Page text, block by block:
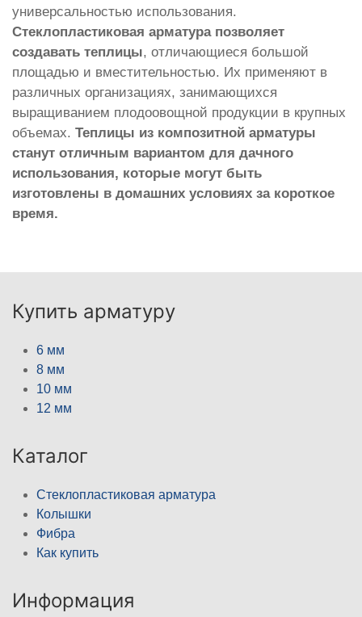
универсальностью использования.
Стеклопластиковая арматура позволяет
создавать теплицы, отличающиеся большой
площадью и вместительностью. Их применяют в
различных организациях, занимающихся
выращиванием плодоовощной продукции в крупных
объемах. Теплицы из композитной арматуры
станут отличным вариантом для дачного
использования, которые могут быть
изготовлены в домашних условиях за короткое
время.
Купить арматуру
6 мм
8 мм
10 мм
12 мм
Каталог
Стеклопластиковая арматура
Колышки
Фибра
Как купить
Информация